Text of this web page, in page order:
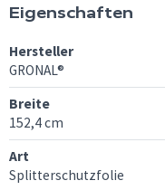
Eigenschaften
Hersteller
GRONAL®
Breite
152,4 cm
Art
Splitterschutzfolie